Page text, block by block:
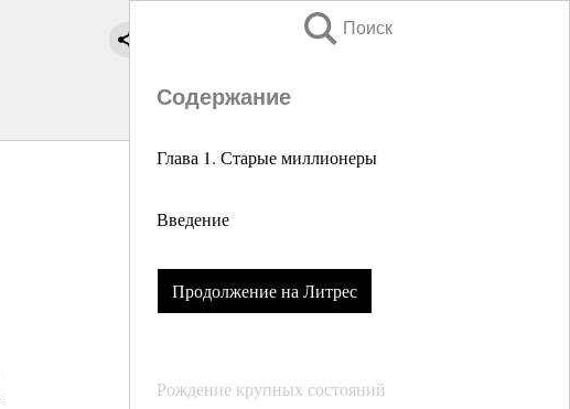
Поиск
Содержание
Глава 1. Старые миллионеры
Введение
Продолжение на Литрес
Рождение крупных состояний